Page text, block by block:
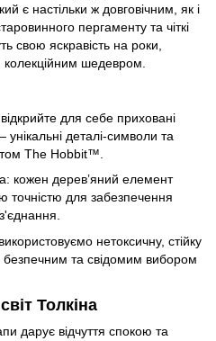
є настільки ж довговічним, як і
пергаменту та чіткі
свою яскравість на роки,
шедевром.
для себе приховані
деталі-символи та
The Hobbit™.
кожен дерев’яний елемент
точністю для забезпечення
нетоксичну, стійку
та свідомим вибором
Толкіна
дарує відчуття спокою та